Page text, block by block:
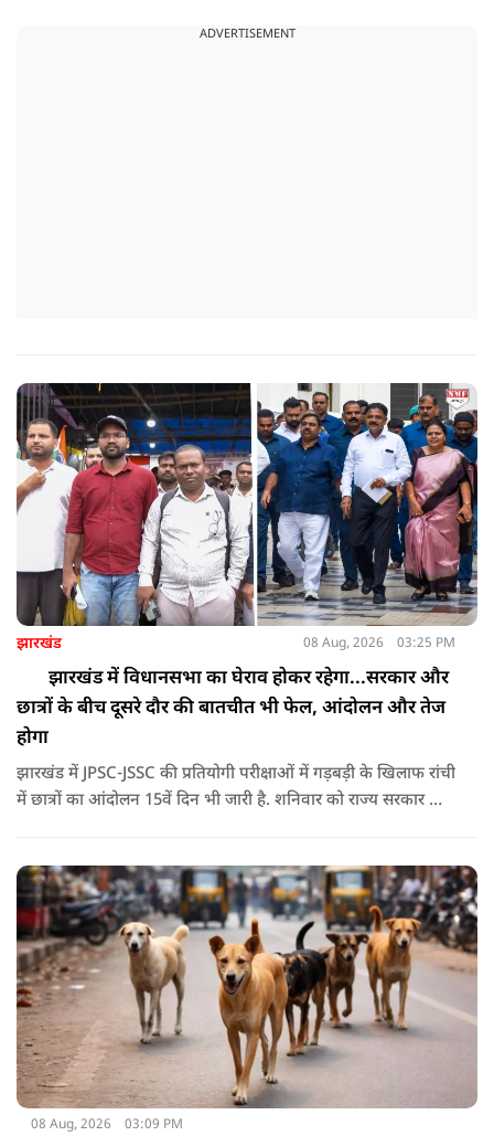
ADVERTISEMENT
झारखंड 08 Aug, 2026 03:25 PM
झारखंड में विधानसभा का घेराव होकर रहेगा...सरकार और
छात्रों के बीच दूसरे दौर की बातचीत भी फेल, आंदोलन और तेज
होगा
झारखंड में JPSC-JSSC की प्रतियोगी परीक्षाओं में गड़बड़ी के खिलाफ रांची
में छात्रों का आंदोलन 15वें दिन भी जारी है. शनिवार को राज्य सरकार और
08 Aug, 2026 03:09 PM